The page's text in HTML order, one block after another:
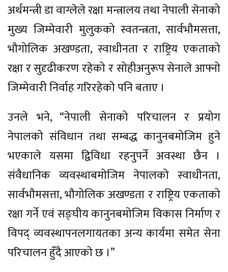
अर्थमन्त्री डा वाग्लेले रक्षा मन्त्रालय तथा नेपाली सेनाको
मुख्य जिम्मेवारी मुलुकको स्वतन्त्रता, सार्वभौमसत्ता,
भौगोलिक अखण्डता, स्वाधीनता र राष्ट्रिय एकताको
रक्षा र सुदृढीकरण रहेको र सोहीअनुरूप सेनाले आफ्नो
जिम्मेवारी निर्वाह गरिरहेको पनि बताए ।
उनले भने, “नेपाली सेनाको परिचालन र प्रयोग
नेपालको संविधान तथा सम्बद्ध कानुनबमोजिम हुने
भएकाले यसमा द्विविधा रहनुपर्ने अवस्था छैन ।
संवैधानिक व्यवस्थाबमोजिम नेपालको स्वाधीनता,
सार्वभौमसत्ता, भौगोलिक अखण्डता र राष्ट्रिय एकताको
रक्षा गर्ने एवं सङ्घीय कानुनबमोजिम विकास निर्माण र
विपद् व्यवस्थापनलगायतका अन्य कार्यमा समेत सेना
परिचालन हुँदै आएको छ ।”